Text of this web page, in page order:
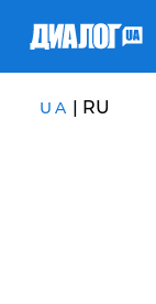
UA | RU